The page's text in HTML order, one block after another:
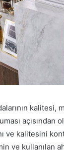
kalitesi,
açısından
ve kalitesini
ve kullanılan